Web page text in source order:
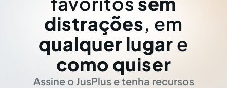
distrações, em
qualquer lugar e
como quiser
Assine o JusPlus e tenha recursos